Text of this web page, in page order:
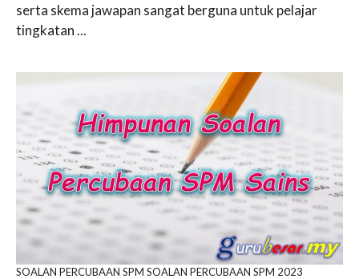
serta skema jawapan sangat berguna untuk pelajar
tingkatan ...
SOALAN PERCUBAAN SPM SOALAN PERCUBAAN SPM 2023